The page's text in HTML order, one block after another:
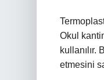
Okul
kullanılır.
etmesini